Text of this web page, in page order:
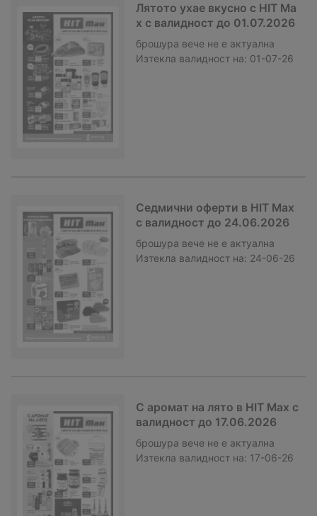
Лятото ухае вкусно с HIT Ma
x с валидност до 01.07.2026
брошура вече не е актуална
Изтекла валидност на: 01-07-26
Седмични оферти в HIT Max
с валидност до 24.06.2026
брошура вече не е актуална
Изтекла валидност на: 24-06-26
С аромат на лято в HIT Max с
валидност до 17.06.2026
брошура вече не е актуална
Изтекла валидност на: 17-06-26